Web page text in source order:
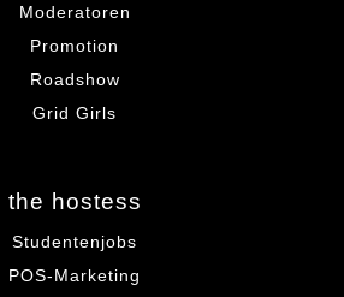
Moderatoren
Promotion
Roadshow
Grid Girls
the hostess
Studentenjobs
POS-Marketing